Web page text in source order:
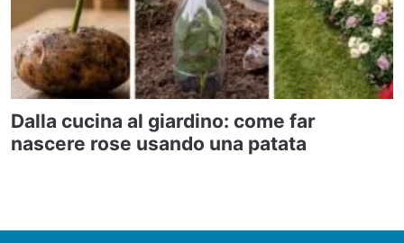
Dalla cucina al giardino: come far
nascere rose usando una patata